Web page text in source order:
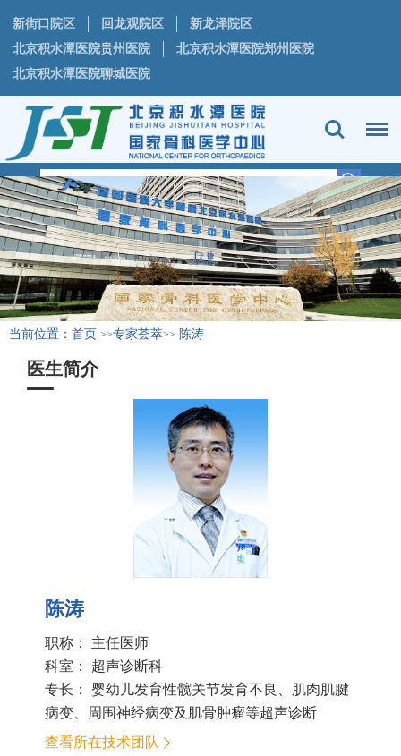
新街口院区 回龙观院区
新龙泽院区
北京积水潭医院贵州医院
北京积水潭医院郑州医院
北京积水潭医院聊城医院
当前位置： 首页 >>专家荟萃>> 陈涛
医生简介
陈涛
职称： 主任医师
科室： 超声诊断科
专长： 婴幼儿发育性髋关节发育不良、肌肉肌腱
病变、周围神经病变及肌骨肿瘤等超声诊断
查看所在技术团队